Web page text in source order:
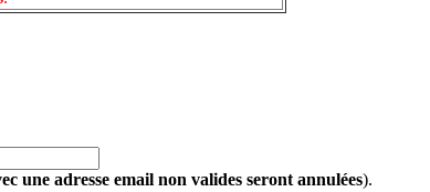
une adresse email non valides seront annulées).